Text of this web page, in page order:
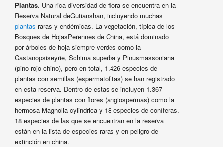
Plantas. Una rica diversidad de flora se encuentra en la
Reserva Natural deGutianshan, incluyendo muchas
plantas raras y endémicas. La vegetación, típica de los
Bosques de HojasPerennes de China, está dominado
por árboles de hoja siempre verdes como la
Castanopsiseyrie, Schima superba y Pinusmassoniana
(pino rojo chino), pero en total, 1.426 especies de
plantas con semillas (espermatofitas) se han registrado
en esta reserva. Dentro de estas se incluyen 1.367
especies de plantas con flores (angiospermas) como la
hermosa Magnolia cylindrica y 18 especies de coníferas.
18 especies de las que se encuentran en la reserva
están en la lista de especies raras y en peligro de
extinción en china.